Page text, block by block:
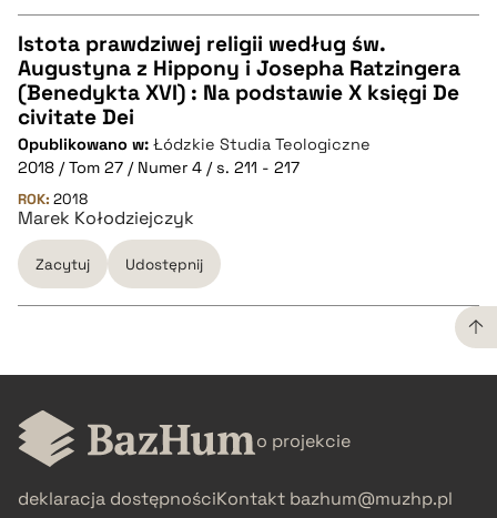
CZYSTY TEKST
pobierz cytat
BIBTEX
pobierz cytat
Istota prawdziwej religii według św.
Augustyna z Hippony i Josepha Ratzingera
(Benedykta XVI) : Na podstawie X księgi De
civitate Dei
Opublikowano w: Łódzkie Studia Teologiczne
2018 / Tom 27 / Numer 4 / s. 211 - 217
ROK: 2018
Marek Kołodziejczyk
Zacytuj Udostępnij
CZYSTY TEKST
pobierz cytat
BIBTEX
o projekcie
deklaracja dostępnościKontakt bazhum@muzhp.pl